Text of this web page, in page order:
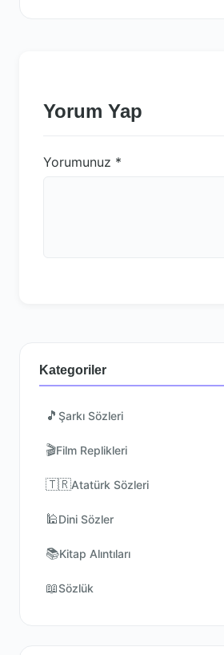
Yorum Yap
Yorumunuz *
Kategoriler
🎵 Şarkı Sözleri
🎬Film Replikleri
🇹🇷Atatürk Sözleri
🕌Dini Sözler
📚Kitap Alıntıları
📖Sözlük